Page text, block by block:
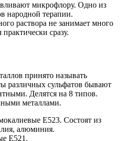
микрофлору. Одно из
народной терапии.
раствора не занимает много
сразу.
принято называть
различных сульфатов бывают
Делятся на 8 типов.
металлами.
Е523. Состоят из
алюминия.
Е521.